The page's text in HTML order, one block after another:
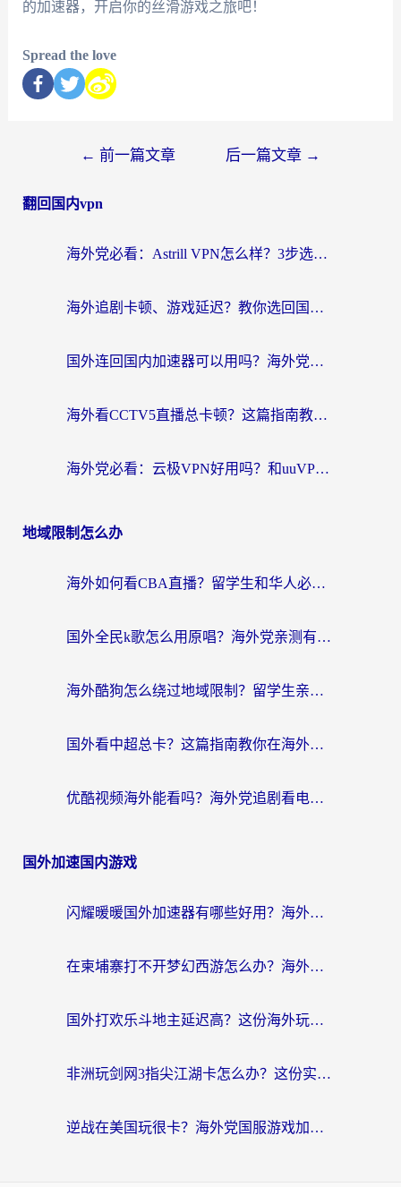
的加速器，开启你的丝滑游戏之旅吧！
Spread the love
← 前一篇文章 后一篇文章 →
翻回国内vpn
海外党必看：Astrill VPN怎么样？3步选对回国加速器实现无缝刷剧玩游戏
海外追剧卡顿、游戏延迟？教你选回国加速器，附免费加速器试用一小时福利
国外连回国内加速器可以用吗？海外党亲测实用指南，解决追剧游戏卡顿难题
海外看CCTV5直播总卡顿？这篇指南教你选对回国加速器，无缝刷国内资源
海外党必看：云极VPN好用吗？和uuVPN对比哪个回国效果更好？附真实体验+避坑指南
地域限制怎么办
海外如何看CBA直播？留学生和华人必看的无卡顿观赛指南
国外全民k歌怎么用原唱？海外党亲测有效的回国加速解决方案
海外酷狗怎么绕过地域限制？留学生亲测有效的回国加速器选择指南
国外看中超总卡？这篇指南教你在海外流畅看体育赛事+中文解说（附避坑技巧）
优酷视频海外能看吗？海外党追剧看电影的终极解决方案来了
国外加速国内游戏
闪耀暖暖国外加速器有哪些好用？海外党亲测的国服游戏加速终极指南
在柬埔寨打不开梦幻西游怎么办？海外玩家国服游戏加速终极指南
国外打欢乐斗地主延迟高？这份海外玩家国服游戏加速指南帮你解决卡顿烦恼
非洲玩剑网3指尖江湖卡怎么办？这份实测有效的国服游戏加速指南请收好
逆战在美国玩很卡？海外党国服游戏加速终极指南（附DNF宝可梦加速技巧）